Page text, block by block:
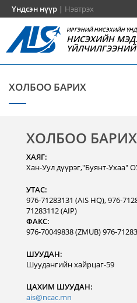
Үндсэн нүүр | Нэвтрэх
ИРГЭНИЙ НИСЭХИЙН
НИСЭХИЙН
ҮЙЛЧИЛГЭЭНИЙ
ХОЛБОО БАРИХ
ХОЛБОО
ХАЯГ:
Хан-Уул дүүрэг,"Буянт-Ухаа"
УТАС:
976-71283131 (AIS HQ), 976-
71283112 (AIP)
ФАКС:
976-70049838 (ZMUB) 976-
ШУУДАН:
Шуудангийн хайрцаг-59
ЦАХИМ ШУУДАН:
ais@ncac.mn